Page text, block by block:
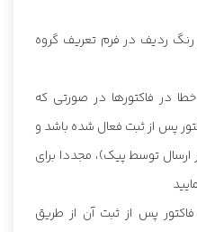
ردیف در فرم تعریف گروه
در فاکتورها در صورتی که
پس از ثبت فعال شده باشد و
ارسال توسط پیک)، مجددا برای
پس از ثبت آن از طریق